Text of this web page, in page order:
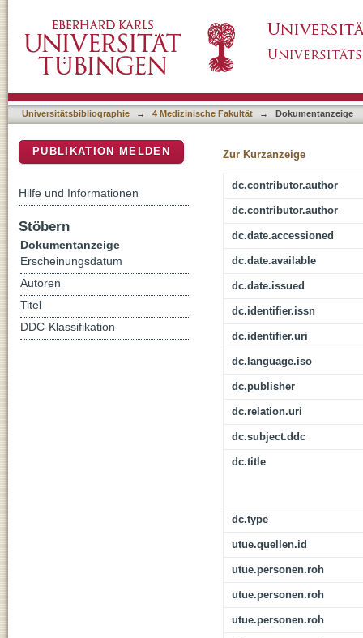
uncertainty: Evidence from event-related
Universitätsbibliographie → 4 Medizinische Fakultät → Dokumentanzeige
Zur Kurzanzeige
dc.contributor.author
dc.contributor.author
dc.date.accessioned
dc.date.available
dc.date.issued
dc.identifier.issn
dc.identifier.uri
dc.language.iso
dc.publisher
dc.relation.uri
dc.subject.ddc
dc.title
dc.type
utue.quellen.id
utue.personen.roh
utue.personen.roh
utue.personen.roh
PUBLIKATION MELDEN
Hilfe und Informationen
Stöbern
Dokumentanzeige
Erscheinungsdatum
Autoren
Titel
DDC-Klassifikation